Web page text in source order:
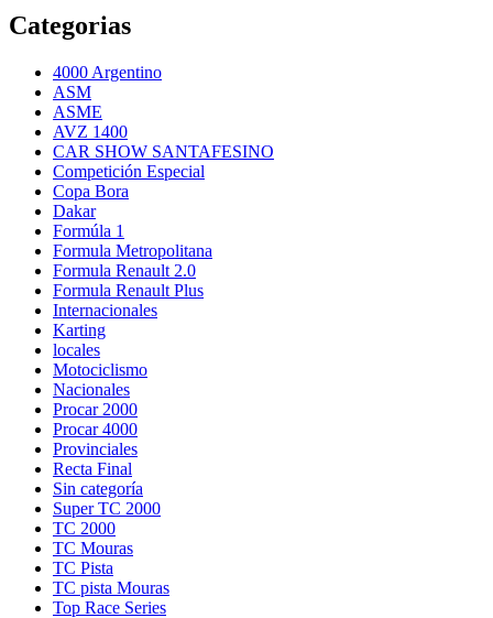
Categorias
4000 Argentino
ASM
ASME
AVZ 1400
CAR SHOW SANTAFESINO
Competición Especial
Copa Bora
Dakar
Formúla 1
Formula Metropolitana
Formula Renault 2.0
Formula Renault Plus
Internacionales
Karting
locales
Motociclismo
Nacionales
Procar 2000
Procar 4000
Provinciales
Recta Final
Sin categoría
Super TC 2000
TC 2000
TC Mouras
TC Pista
TC pista Mouras
Top Race Series